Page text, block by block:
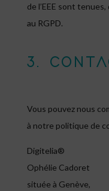
de l’EEE sont
au RGPD.
3.
Vous pouvez nous
à notre politique de
Digitelia®
Ophélie Cadoret
située à Genève,